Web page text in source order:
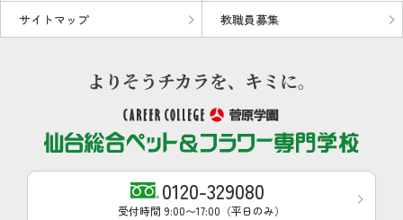
サイトマップ 教職員募集
0120-329080
受付時間 9:00〜17:00（平日のみ）